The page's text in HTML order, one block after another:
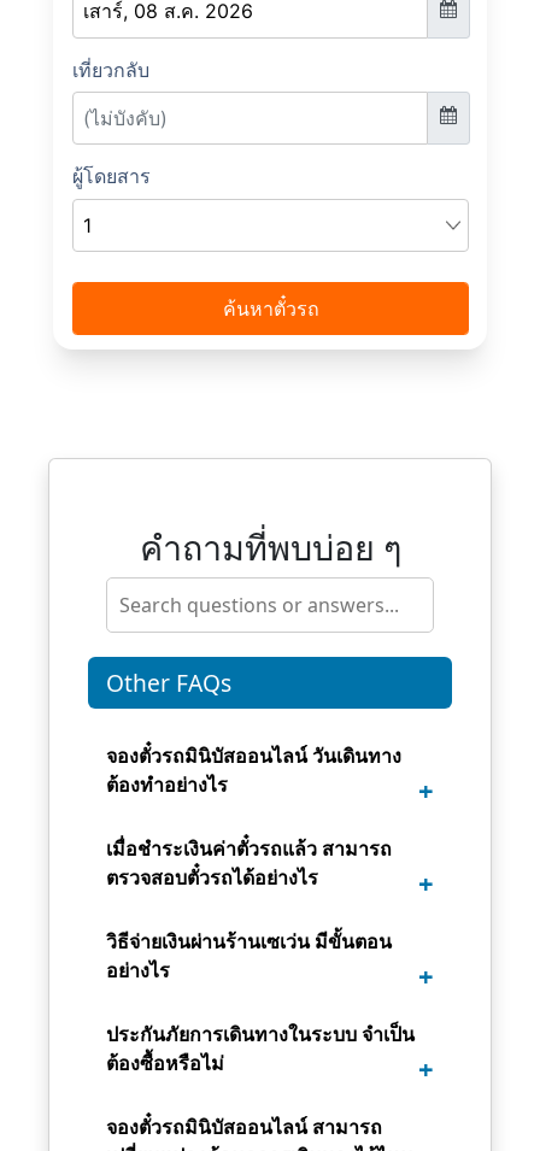
คำถามที่พบบ่อย ๆ
Other FAQs
จองตั๋วรถมินิบัสออนไลน์ วันเดินทาง
ต้องทำอย่างไร
เมื่อชำระเงินค่าตั๋วรถแล้ว สามารถ
ตรวจสอบตั๋วรถได้อย่างไร
วิธีจ่ายเงินผ่านร้านเซเว่น มีขั้นตอน
อย่างไร
ประกันภัยการเดินทางในระบบ จำเป็น
ต้องซื้อหรือไม่
จองตั๋วรถมินิบัสออนไลน์ สามารถ